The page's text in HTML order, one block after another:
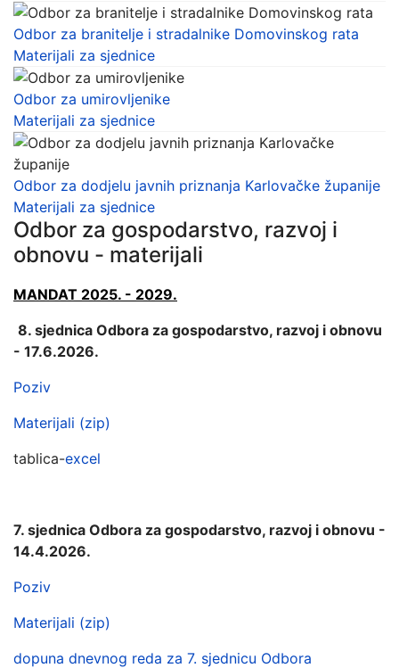
Odbor za branitelje i stradalnike Domovinskog rata
Materijali za sjednice
Odbor za umirovljenike
Materijali za sjednice
Odbor za dodjelu javnih priznanja Karlovačke županije
Materijali za sjednice
Odbor za gospodarstvo, razvoj i
obnovu - materijali
MANDAT 2025. - 2029.
8. sjednica Odbora za gospodarstvo, razvoj i obnovu
- 17.6.2026.
Poziv
Materijali (zip)
tablica-excel
7. sjednica Odbora za gospodarstvo, razvoj i obnovu -
14.4.2026.
Poziv
Materijali (zip)
dopuna dnevnog reda za 7. sjednicu Odbora